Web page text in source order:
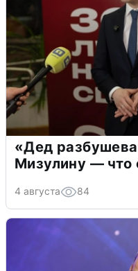
«Дед
Мизулину — что
4 августа 84